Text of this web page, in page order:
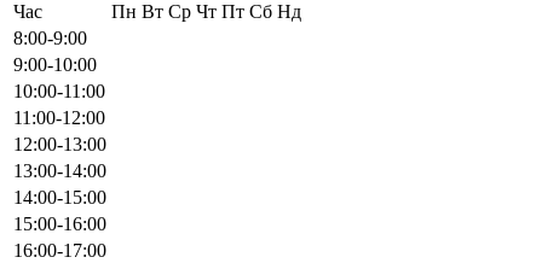
Час Пн Вт Ср Чт Пт Сб Нд
8:00-9:00
9:00-10:00
10:00-11:00
11:00-12:00
12:00-13:00
13:00-14:00
14:00-15:00
15:00-16:00
16:00-17:00